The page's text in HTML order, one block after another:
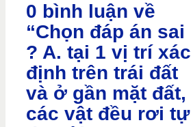
0 bình luận về
“Chọn đáp án sai
? A. tại 1 vị trí xác
định trên trái đất
và ở gần mặt đất,
các vật đều rơi tự